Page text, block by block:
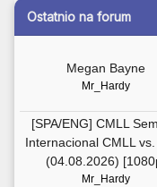
Ostatnio na forum
Megan Bayne
Mr_Hardy
[SPA/ENG] CMLL
Internacional CMLL vs.
(04.08.2026)
Mr_Hardy